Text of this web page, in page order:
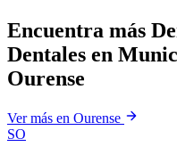
Encuentra más
Dentales en
Ourense
Ver más en Ourense
SO